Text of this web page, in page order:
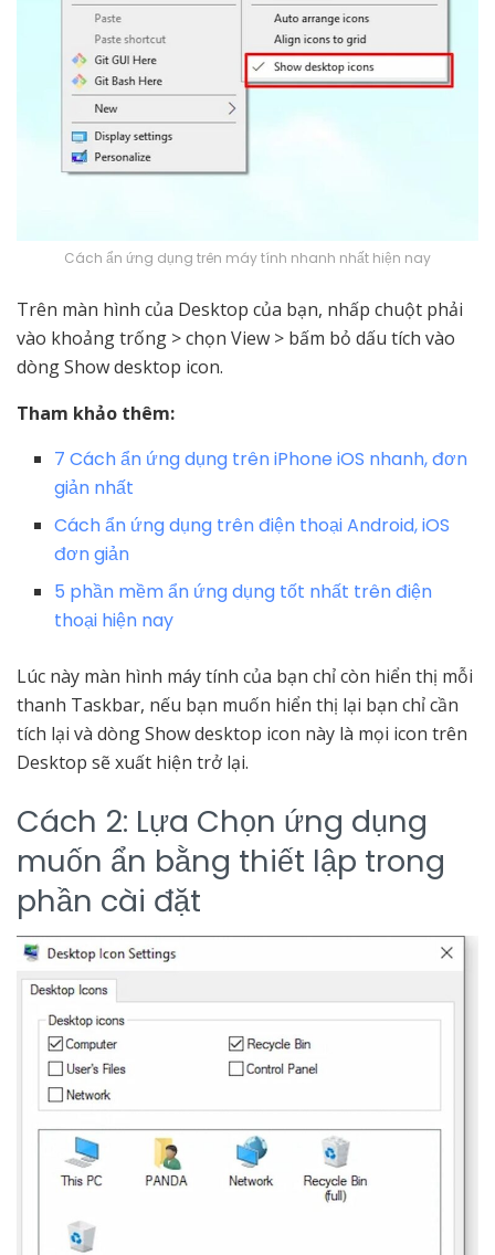
Cách ẩn ứng dụng trên máy tính nhanh nhất hiện nay
Trên màn hình của Desktop của bạn, nhấp chuột phải
vào khoảng trống > chọn View > bấm bỏ dấu tích vào
dòng Show desktop icon.
Tham khảo thêm:
7 Cách ẩn ứng dụng trên iPhone iOS nhanh, đơn
giản nhất
Cách ẩn ứng dụng trên điện thoại Android, iOS
đơn giản
5 phần mềm ẩn ứng dụng tốt nhất trên điện
thoại hiện nay
Lúc này màn hình máy tính của bạn chỉ còn hiển thị mỗi
thanh Taskbar, nếu bạn muốn hiển thị lại bạn chỉ cần
tích lại và dòng Show desktop icon này là mọi icon trên
Desktop sẽ xuất hiện trở lại.
Cách 2: Lựa Chọn ứng dụng
muốn ẩn bằng thiết lập trong
phần cài đặt